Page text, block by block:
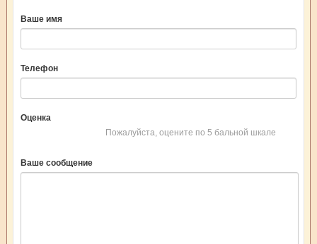
Ваше имя
Телефон
Оценка
Пожалуйста, оцените по 5 бальной шкале
Ваше сообщение